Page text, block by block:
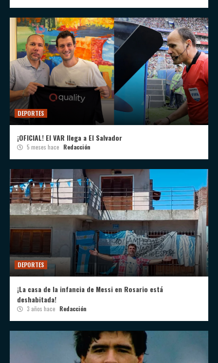
DEPORTES
¡OFICIAL! El VAR llega a El Salvador
5 meses hace Redacción
DEPORTES
¡La casa de la infancia de Messi en Rosario está
deshabitada!
3 años hace Redacción